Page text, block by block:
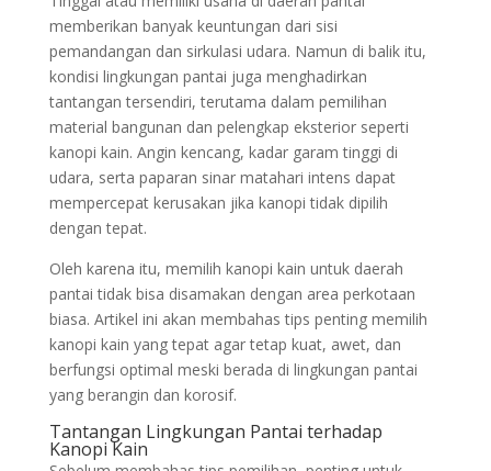
memberikan banyak keuntungan dari sisi
pemandangan dan sirkulasi udara. Namun di balik itu,
kondisi lingkungan pantai juga menghadirkan
tantangan tersendiri, terutama dalam pemilihan
material bangunan dan pelengkap eksterior seperti
kanopi kain. Angin kencang, kadar garam tinggi di
udara, serta paparan sinar matahari intens dapat
mempercepat kerusakan jika kanopi tidak dipilih
dengan tepat.
Oleh karena itu, memilih kanopi kain untuk daerah
pantai tidak bisa disamakan dengan area perkotaan
biasa. Artikel ini akan membahas tips penting memilih
kanopi kain yang tepat agar tetap kuat, awet, dan
berfungsi optimal meski berada di lingkungan pantai
yang berangin dan korosif.
Tantangan Lingkungan Pantai terhadap
Kanopi Kain